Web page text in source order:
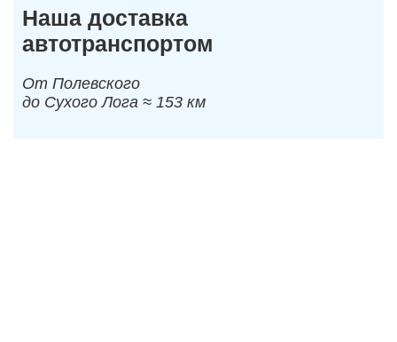
Наша доставка
автотранспортом
От Полевского
до Сухого Лога ≈ 153 км